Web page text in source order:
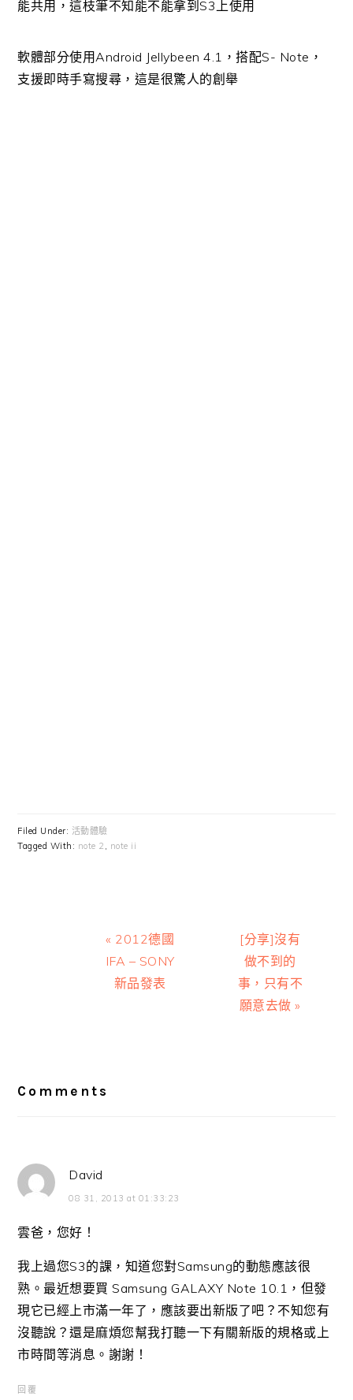
能共用，這枝筆不知能不能拿到S3上使用
軟體部分使用Android Jellybeen 4.1，搭配S- Note，
支援即時手寫搜尋，這是很驚人的創舉
Filed Under: 活動體驗
Tagged With: note 2 , note ii
Previous
Post:
« 2012德國
IFA – SONY
新品發表
Next
Post:
[分享]沒有
做不到的
事，只有不
願意去做 »
Comments
David
08 31, 2013 at 01:33:23
雲爸，您好！
我上過您S3的課，知道您對Samsung的動態應該很
熟。最近想要買 Samsung GALAXY Note 10.1，但發
現它已經上市滿一年了，應該要出新版了吧？不知您有
沒聽說？還是麻煩您幫我打聽一下有關新版的規格或上
市時間等消息。謝謝！
回覆